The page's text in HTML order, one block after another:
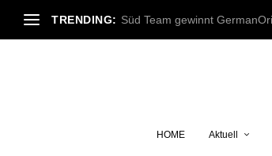
TRENDING: Süd Team gewinnt
HOME Aktuell